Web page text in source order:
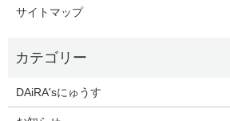
サイトマップ
DAiRA'sにゅうす